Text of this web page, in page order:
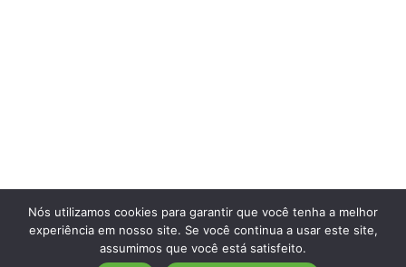
Nós utilizamos cookies para garantir que você tenha a melhor
experiência em nosso site. Se você continua a usar este site,
assumimos que você está satisfeito.